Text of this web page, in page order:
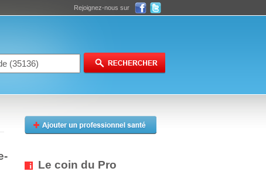
Rejoignez-nous sur
Le coin du Pro